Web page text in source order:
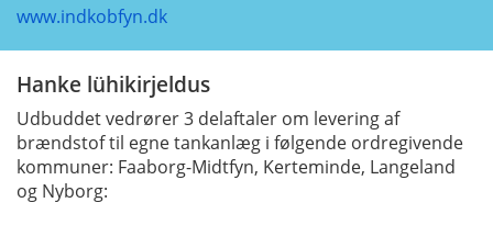
www.indkobfyn.dk
Hanke lühikirjeldus
Udbuddet vedrører 3 delaftaler om levering af
brændstof til egne tankanlæg i følgende ordregivende
kommuner: Faaborg-Midtfyn, Kerteminde, Langeland
og Nyborg: